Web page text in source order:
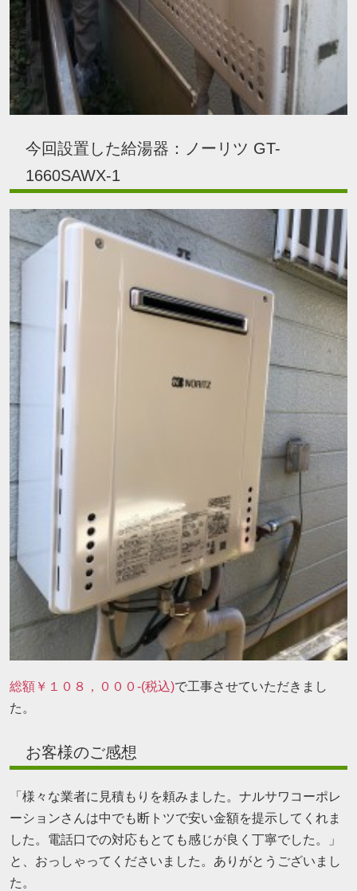
今回設置した給湯器：ノーリツ GT-
1660SAWX-1
総額￥１０８，０００-(税込)で工事させていただきまし
た。
お客様のご感想
「様々な業者に見積もりを頼みました。ナルサワコーポレ
ーションさんは中でも断トツで安い金額を提示してくれま
した。電話口での対応もとても感じが良く丁寧でした。」
と、おっしゃってくださいました。ありがとうございまし
た。